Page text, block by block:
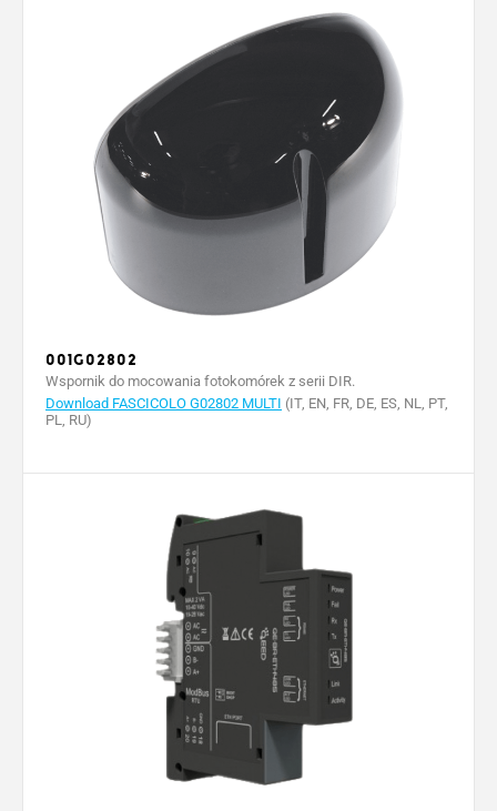
001G02802
Wspornik do mocowania fotokomórek z serii DIR.
Download FASCICOLO G02802 MULTI (IT, EN, FR, DE, ES, NL, PT,
PL, RU)